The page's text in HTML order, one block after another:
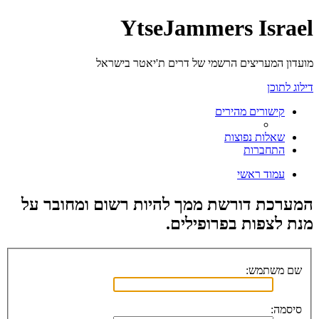
YtseJammers Israel
מועדון המעריצים הרשמי של דרים ת'יאטר בישראל
דילוג לתוכן
קישורים מהירים
שאלות נפוצות
התחברות
עמוד ראשי
המערכת דורשת ממך להיות רשום ומחובר על
מנת לצפות בפרופילים.
שם משתמש:
סיסמה: